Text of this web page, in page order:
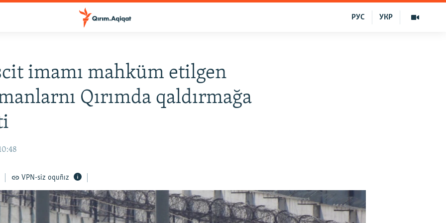
УКР
РУС
imamı mahküm etilgen
Qırımda qaldırmağa
VPN-siz oquñız